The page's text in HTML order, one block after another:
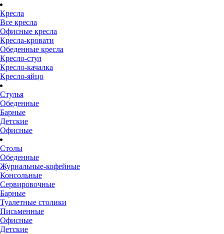
Кресла
Все кресла
Офисные кресла
Кресла-кровати
Обеденные кресла
Кресло-стул
Кресло-качалка
Кресло-яйцо
Стулья
Обеденные
Барные
Детские
Офисные
Столы
Обеденные
Журнальные-кофейные
Консольные
Сервировочные
Барные
Туалетные столики
Письменные
Офисные
Детские